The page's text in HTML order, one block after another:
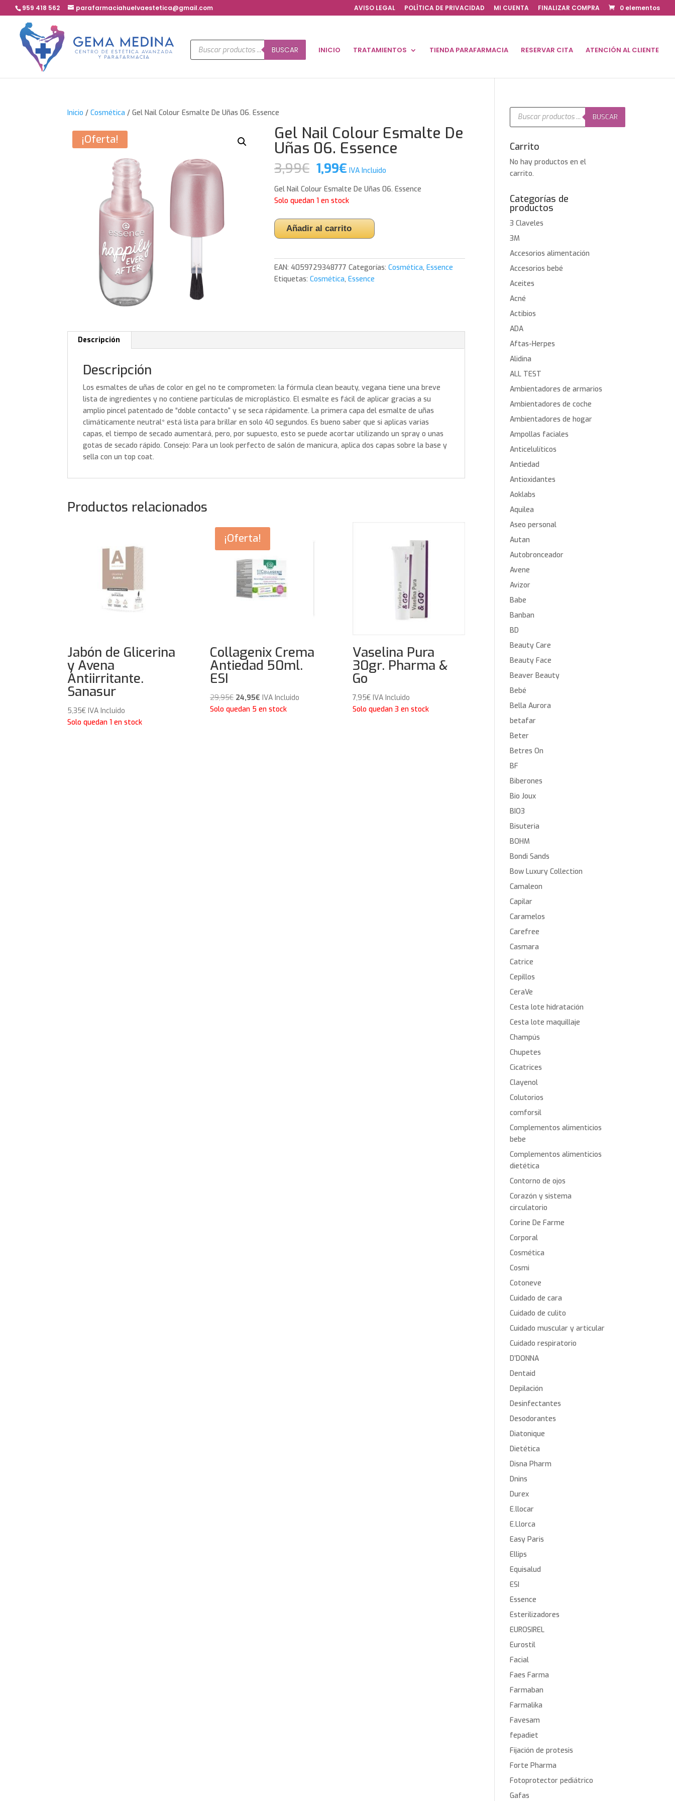
959 418 562 parafarmaciahuelvaestetica@gmail.com AVISO LEGAL POLÍTICA DE PRIVACIDAD MI CUENTA FINALIZAR COMPRA 0 elementos
Búsqueda
de
productos
BUSCAR INICIO TRATAMIENTOS TIENDA PARAFARMACIA RESERVAR CITA ATENCIÓN AL CLIENTE
Inicio /Cosmética / Gel Nail Colour Esmalte De Uñas 06. Essence
¡Oferta! Gel Nail Colour Esmalte De
Uñas 06. Essence
3,99€ El
precio
original
era:
3,99€.
1,99€El
actual
es:
1,99€.
IVA Incluido
Gel Nail Colour Esmalte De Uñas 06. Essence
Solo quedan 1 en stock
Gel
Nail
Esmalte
De
Uñas
Añadir al carrito
EAN:4059729348777 Categorías:Cosmética,Essence
Etiquetas:Cosmética,Essence
Descripción
Descripción
Los esmaltes de uñas de color en gel no te comprometen: la fórmula clean beauty, vegana tiene una breve
lista de ingredientes y no contiene partículas de microplástico. El esmalte es fácil de aplicar gracias a su
amplio pincel patentado de “doble contacto” y se seca rápidamente. La primera capa del esmalte de uñas
climáticamente neutral* está lista para brillar en solo 40 segundos. Es bueno saber que si aplicas varias
capas, el tiempo de secado aumentará, pero, por supuesto, esto se puede acortar utilizando un spray o unas
gotas de secado rápido. Consejo: Para un look perfecto de salón de manicura, aplica dos capas sobre la base y
sella con un top coat.
Productos relacionados
Jabón de Glicerina
y Avena
Antiirritante.
Sanasur
5,35€ IVA Incluido
Solo quedan 1 en stock
¡Oferta!
Collagenix Crema
Antiedad 50ml.
ESI
29,95€ El
precio
24,95€El
precio
IVA Incluido
Solo quedan 5 en stock
Vaselina Pura
30gr. Pharma &
Go
7,95€ IVA Incluido
Solo quedan 3 en stock
Búsqueda
productos
BUSCAR
Carrito
No hay productos en el
carrito.
Categorías de
productos
3 Claveles
3M
Accesorios alimentación
Accesorios bebé
Aceites
Acné
Actibios
ADA
Aftas-Herpes
Alidina
ALL TEST
Ambientadores de armarios
Ambientadores de coche
Ambientadores de hogar
Ampollas faciales
Anticelulíticos
Antiedad
Antioxidantes
Aoklabs
Aquilea
Aseo personal
Autan
Autobronceador
Avene
Avizor
Babe
Banban
BD
Beauty Care
Beauty Face
Beaver Beauty
Bebé
Bella Aurora
betafar
Beter
Betres On
BF
Biberones
Bio Joux
BIO3
Bisuteria
BOHM
Bondi Sands
Bow Luxury Collection
Camaleon
Capilar
Caramelos
Carefree
Casmara
Catrice
Cepillos
CeraVe
Cesta lote hidratación
Cesta lote maquillaje
Champús
Chupetes
Cicatrices
Clayenol
Colutorios
comforsil
Complementos alimenticios
bebe
Complementos alimenticios
dietética
Contorno de ojos
Corazón y sistema
circulatorio
Corine De Farme
Corporal
Cosmética
Cosmi
Cotoneve
Cuidado de cara
Cuidado de culito
Cuidado muscular y articular
Cuidado respiratorio
D’DONNA
Dentaid
Depilación
Desinfectantes
Desodorantes
Diatonique
Dietética
Disna Pharm
Dnins
Durex
E.llocar
E.Llorca
Easy Paris
Ellips
Equisalud
ESI
Essence
Esterilizadores
EUROSIREL
Eurostil
Facial
Faes Farma
Farmaban
Farmalika
Favesam
fepadiet
Fijación de protesis
Forte Pharma
Fotoprotector pediátrico
Gafas